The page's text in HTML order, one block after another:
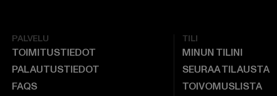
PALVELU
TOIMITUSTIEDOT
PALAUTUSTIEDOT
FAQS
TILI
MINUN TILINI
SEURAA TILAUSTA
TOIVOMUSLISTA